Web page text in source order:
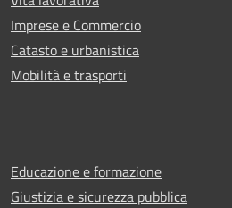
Imprese e Commercio
Catasto e urbanistica
Mobilità e trasporti
Educazione e formazione
Giustizia e sicurezza pubblica